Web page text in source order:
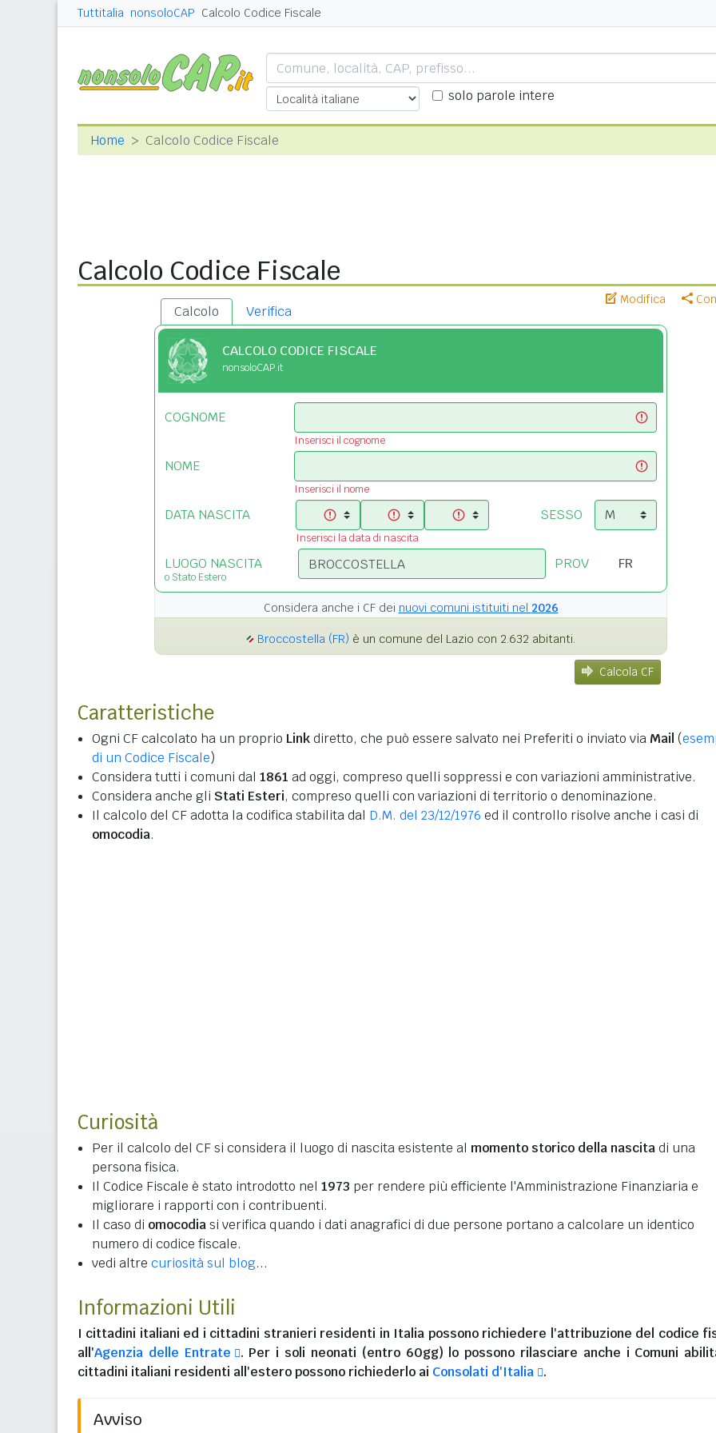
Tuttitalia nonsoloCAP Calcolo Codice Fiscale
solo parole intere
Home Calcolo Codice Fiscale
Calcolo Codice Fiscale
Modifica
Calcolo Verifica
CALCOLO CODICE FISCALE
nonsoloCAP.it
COGNOME
Inserisci il cognome
NOME
Inserisci il nome
DATA NASCITA
Inserisci la data di nascita
SESSO
LUOGO NASCITA
o Stato Estero
PROV
Considera anche i CF dei nuovi comuni istituiti nel 2026
Broccostella (FR) è un comune del Lazio con 2.632 abitanti.
Calcola CF
Caratteristiche
Ogni CF calcolato ha un proprio Linkdiretto, che può essere salvato nei Preferiti o inviato via Mail (
di un Codice Fiscale)
Considera tutti i comuni dal 1861 ad oggi, compreso quelli soppressi e con variazioni amministrative.
Considera anche gli Stati Esteri, compreso quelli con variazioni di territorio o denominazione.
Il calcolo del CF adotta la codifica stabilita dal D.M. del 23/12/1976 ed il controllo risolve anche i casi di
omocodia.
Curiosità
Per il calcolo del CF si considera il luogo di nascita esistente al momento storico della nascitadi una
persona fisica.
Il Codice Fiscale è stato introdotto nel 1973 per rendere più efficiente l'Amministrazione Finanziaria e
migliorare i rapporti con i contribuenti.
Il caso di omocodiasi verifica quando i dati anagrafici di due persone portano a calcolare un identico
numero di codice fiscale.
vedi altre curiosità sul blog...
Informazioni Utili
I cittadini italiani ed i cittadini stranieri residenti in Italia possono richiedere l'attribuzione del codice
all'Agenzia delle Entrate
. Per i soli neonati (entro 60gg) lo possono rilasciare anche i Comuni
cittadini italiani residenti all'esteropossono richiederlo ai Consolati d'Italia .
Avviso